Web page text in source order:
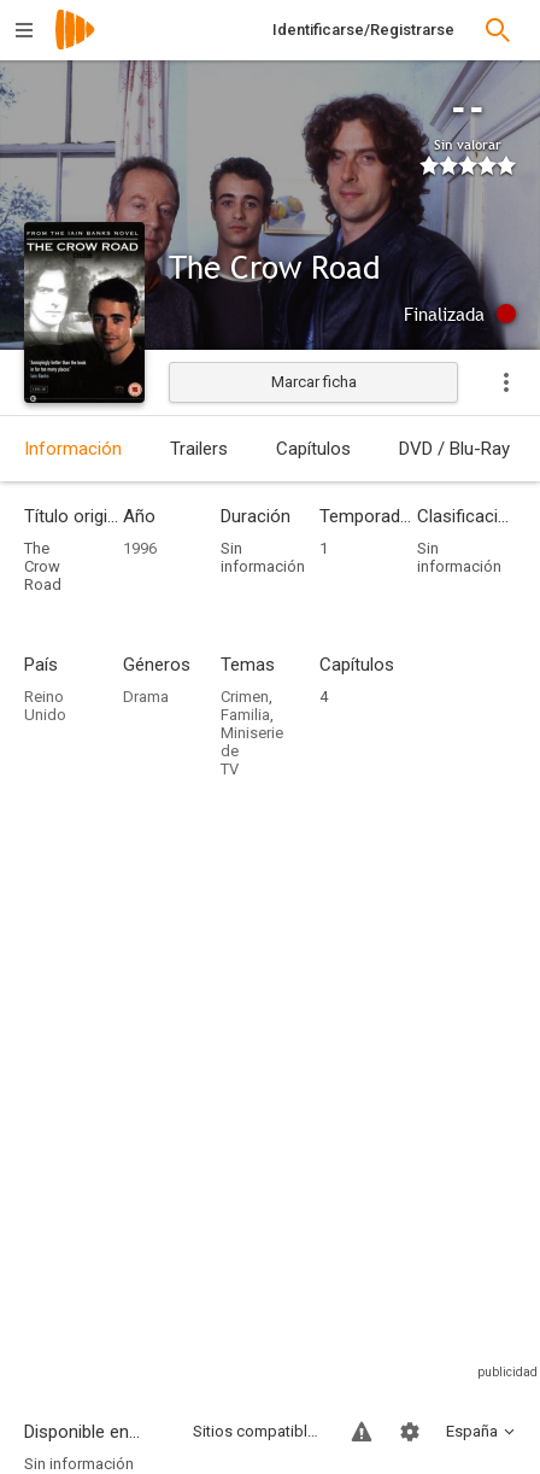
Identificarse/Registrarse
--
Sin valorar
The Crow Road
Finalizada
Marcar ficha
Información Trailers Capítulos DVD / Blu-Ray
Título original
The
Crow
Road
Año
1996
Duración
Sin
información
Temporadas
1
Clasificación por edades
Sin
información
País
Reino
Unido
Géneros
Drama
Temas
Crimen,
Familia,
Miniserie
de
TV
Capítulos
4
Disponible en... España
Sitios compatibles
Sin información